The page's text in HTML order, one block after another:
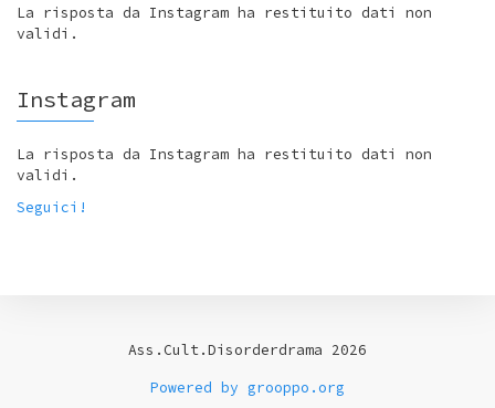
La risposta da Instagram ha restituito dati non
validi.
Instagram
La risposta da Instagram ha restituito dati non
validi.
Seguici!
Ass.Cult.Disorderdrama 2026
Powered by grooppo.org